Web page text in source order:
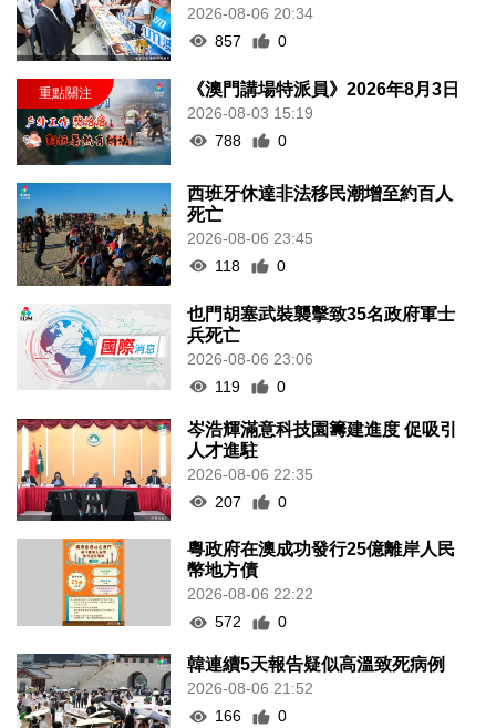
2026-08-06 20:34
857
0
《澳門講場特派員》2026年8月3日
2026-08-03 15:19
788
0
西班牙休達非法移民潮增至約百人
死亡
2026-08-06 23:45
118
0
也門胡塞武裝襲擊致35名政府軍士
兵死亡
2026-08-06 23:06
119
0
岑浩輝滿意科技園籌建進度 促吸引
人才進駐
2026-08-06 22:35
207
0
粵政府在澳成功發行25億離岸人民
幣地方債
2026-08-06 22:22
572
0
韓連續5天報告疑似高溫致死病例
2026-08-06 21:52
166
0